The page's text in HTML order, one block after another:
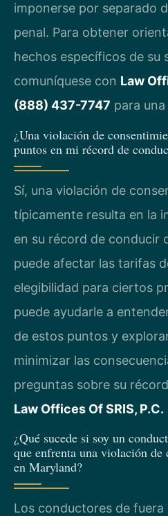
imponerse por separado
penal. Para obtener
hechos específicos de su
comuníquese con Law
(888) 437-7747 para
¿Una violación de
puntos en mi récord de
Sí, una violación de
típicamente resulta en la
en su récord de conducir
puede afectar las tarifas
elegibilidad para ciertos
puede ayudarle a
de estos puntos y
minimizar las
preguntas sobre su
Law Offices Of SRIS, P.C.
¿Qué sucede si soy un
que enfrenta una violación
en Maryland?
Los conductores de fuera